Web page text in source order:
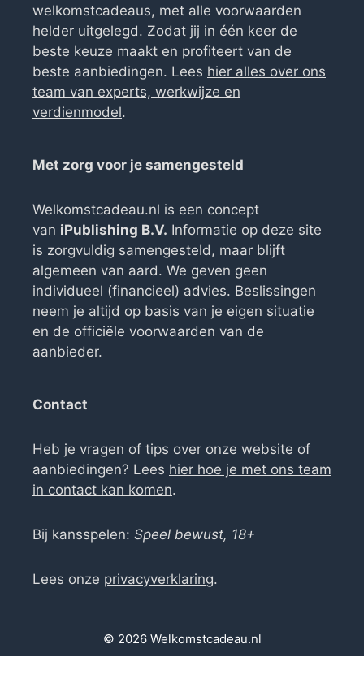
welkomstcadeaus, met alle voorwaarden
helder uitgelegd. Zodat jij in één keer de
beste keuze maakt en profiteert van de
beste aanbiedingen. Lees hier alles over ons
team van experts, werkwijze en
verdienmodel.
Met zorg voor je samengesteld
Welkomstcadeau.nl is een concept
van iPublishing B.V. Informatie op deze site
is zorgvuldig samengesteld, maar blijft
algemeen van aard. We geven geen
individueel (financieel) advies. Beslissingen
neem je altijd op basis van je eigen situatie
en de officiële voorwaarden van de
aanbieder.
Contact
Heb je vragen of tips over onze website of
aanbiedingen? Lees hier hoe je met ons team
in contact kan komen.
Bij kansspelen: Speel bewust, 18+
Lees onze privacyverklaring.
© 2026 Welkomstcadeau.nl